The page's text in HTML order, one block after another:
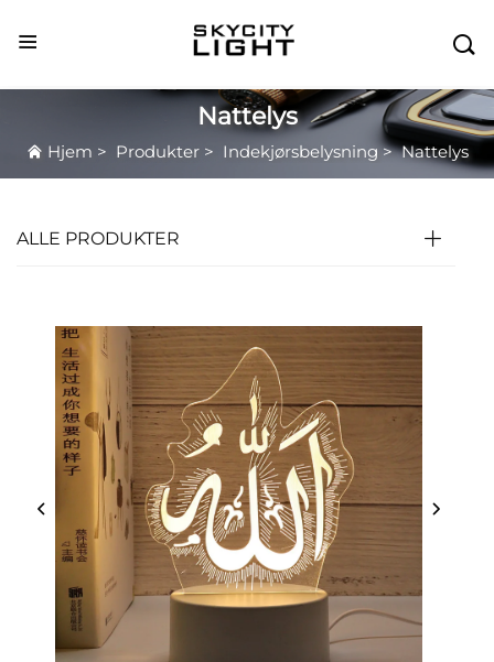

Nattelys
Hjem > Produkter> Indekjørsbelysning>Nattelys
ALLE PRODUKTER